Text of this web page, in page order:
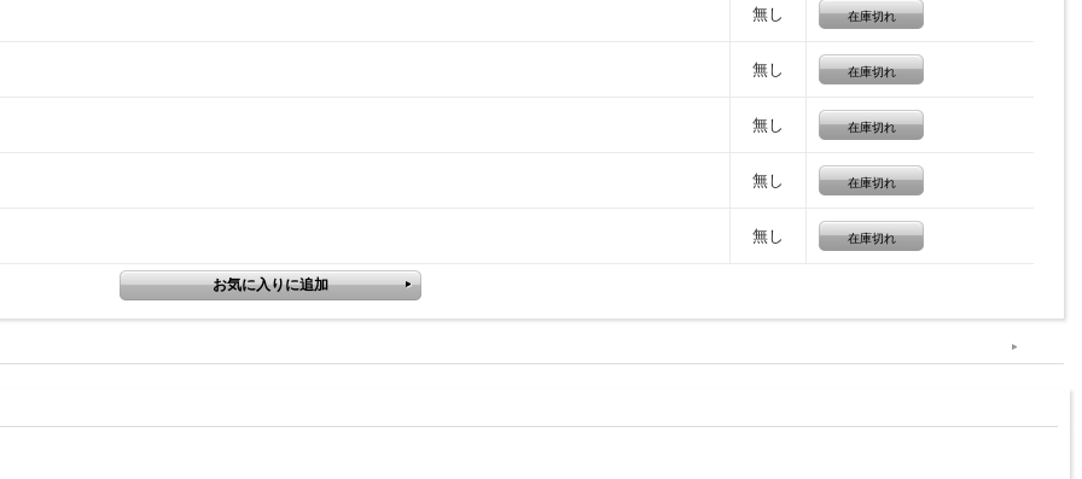
無し 在庫切れ
無し 在庫切れ
無し 在庫切れ
無し 在庫切れ
無し 在庫切れ